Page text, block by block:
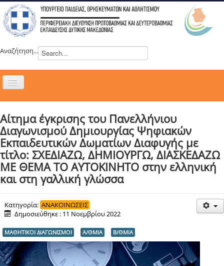
Αναζήτηση...
Εναλλαγή
ΝΕΑ
ΣΥΜΒΟΥΛΙΑ
ΕΥΡΩΠΑΪΚΑ ΠΡΟΓΡΑΜΜΑΤΑ
ΜΑΘΗΤΕΙΑ
ΔΡΑΣΕΙΣ
ΕΠΙΚΟΙΝΩΝΙΑ
Αίτημα έγκρισης του Πανελλήνιου
Διαγωνισμού Δημιουργίας Ψηφιακών
Εκπαιδευτικών Δωματίων Διαφυγής με
τίτλο: ΣΧΕΔΙΑΖΩ, ΔΗΜΙΟΥΡΓΩ, ΔΙΑΣΚΕΔΑΖΩ
ΜΕ ΘΕΜΑ ΤΟ ΑΥΤΟΚΙΝΗΤΟ στην ελληνική
και στη γαλλική γλώσσα
Κατηγορία: ΑΝΑΚΟΙΝΩΣΕΙΣ
Δημοσιεύθηκε : 11 Νοεμβρίου 2022
ΜΑΘΗΤΙΚΟΙ ΔΙΑΓΩΝΙΣΜΟΙ Α/ΘΜΙΑ Β/ΘΜΙΑ